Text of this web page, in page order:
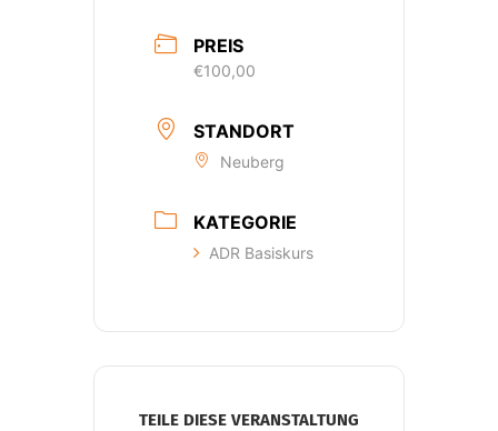
PREIS
€100,00
STANDORT
Neuberg
KATEGORIE
ADR Basiskurs
TEILE DIESE VERANSTALTUNG